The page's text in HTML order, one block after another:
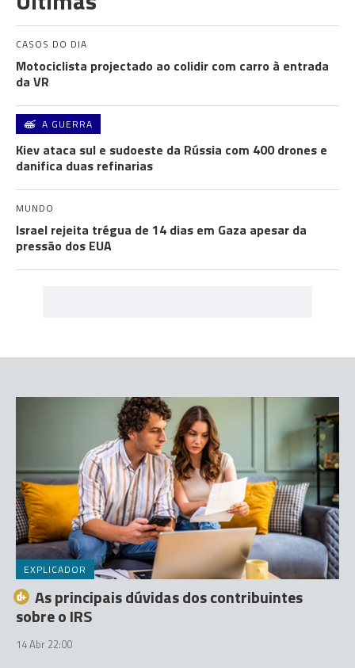
CASOS DO DIA
Motociclista projectado ao colidir com carro à entrada
da VR
A GUERRA
Kiev ataca sul e sudoeste da Rússia com 400 drones e
danifica duas refinarias
MUNDO
Israel rejeita trégua de 14 dias em Gaza apesar da
pressão dos EUA
EXPLICADOR
As principais dúvidas dos contribuintes
sobre o IRS
14 Abr 22:00